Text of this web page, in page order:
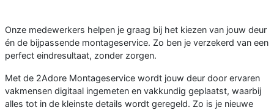
Onze medewerkers helpen je graag bij het kiezen van jouw deur
én de bijpassende montageservice. Zo ben je verzekerd van een
perfect eindresultaat, zonder zorgen.
Met de 2Adore Montageservice wordt jouw deur door ervaren
vakmensen digitaal ingemeten en vakkundig geplaatst, waarbij
alles tot in de kleinste details wordt geregeld. Zo is je nieuwe